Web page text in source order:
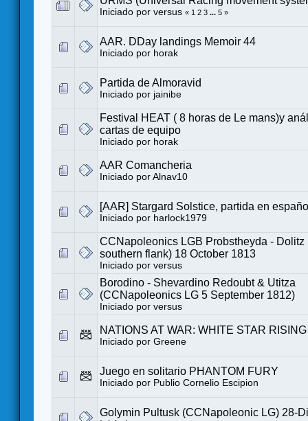
Iniciado por versus « 1 2 3 ... 5 »
AAR. DDay landings Memoir 44
Iniciado por horak
Partida de Almoravid
Iniciado por jainibe
Festival HEAT ( 8 horas de Le mans)y
cartas de equipo
Iniciado por horak
AAR Comancheria
Iniciado por Alnav10
[AAR] Stargard Solstice, partida en
Iniciado por harlock1979
CCNapoleonics LGB Probstheyda - Dolitz
southern flank) 18 October 1813
Iniciado por versus
Borodino - Shevardino Redoubt & Utitza
(CCNapoleonics LG 5 September 1812)
Iniciado por versus
NATIONS AT WAR: WHITE STAR
Iniciado por Greene
Juego en solitario PHANTOM FURY
Iniciado por Publio Cornelio Escipion
Golymin Pultusk (CCNapoleonic LG) 28-